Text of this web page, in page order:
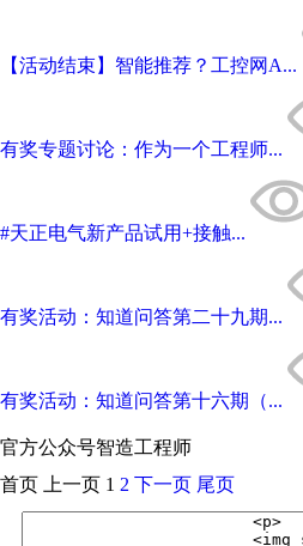
【活动结束】智能推荐？工控网A...
有奖专题讨论：作为一个工程师...
#天正电气新产品试用+接触...
有奖活动：知道问答第二十九期...
有奖活动：知道问答第十六期（...
官方公众号智造工程师
首页 上一页 1 2 下一页 尾页